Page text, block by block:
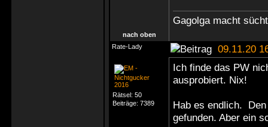
Gagolga macht
nach oben
Rate-Lady
09.11.20
Rätsel: 50
Beiträge: 7389
Ich finde das PW
ausprobiert. Nix!
Hab es endlich.
gefunden. Aber ein